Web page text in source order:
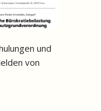
und
von